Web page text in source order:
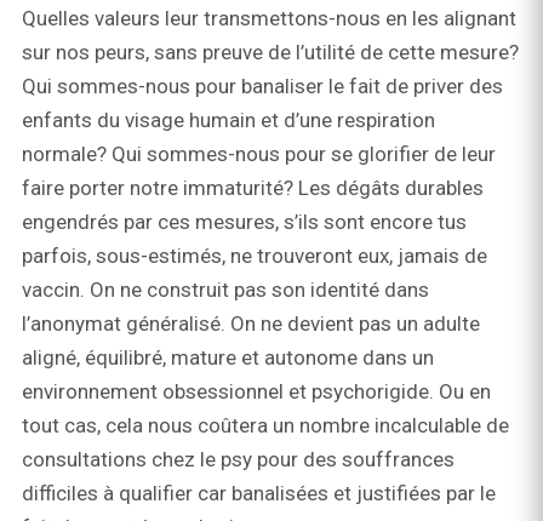
Quelles valeurs leur transmettons-nous en les alignant
sur nos peurs, sans preuve de l’utilité de cette mesure?
Qui sommes-nous pour banaliser le fait de priver des
enfants du visage humain et d’une respiration
normale? Qui sommes-nous pour se glorifier de leur
faire porter notre immaturité? Les dégâts durables
engendrés par ces mesures, s’ils sont encore tus
parfois, sous-estimés, ne trouveront eux, jamais de
vaccin. On ne construit pas son identité dans
l’anonymat généralisé. On ne devient pas un adulte
aligné, équilibré, mature et autonome dans un
environnement obsessionnel et psychorigide. Ou en
tout cas, cela nous coûtera un nombre incalculable de
consultations chez le psy pour des souffrances
difficiles à qualifier car banalisées et justifiées par le